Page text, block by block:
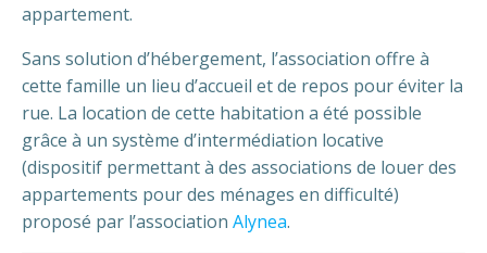
appartement.
Sans solution d’hébergement, l’association offre à
cette famille un lieu d’accueil et de repos pour éviter la
rue. La location de cette habitation a été possible
grâce à un système d’intermédiation locative
(dispositif permettant à des associations de louer des
appartements pour des ménages en difficulté)
proposé par l’association Alynea.